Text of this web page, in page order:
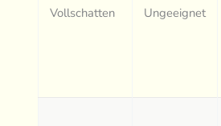
Vollschatten Ungeeignet